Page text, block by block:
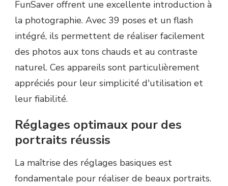
FunSaver offrent une excellente introduction à
la photographie. Avec 39 poses et un flash
intégré, ils permettent de réaliser facilement
des photos aux tons chauds et au contraste
naturel. Ces appareils sont particulièrement
appréciés pour leur simplicité d'utilisation et
leur fiabilité.
Réglages optimaux pour des
portraits réussis
La maîtrise des réglages basiques est
fondamentale pour réaliser de beaux portraits.